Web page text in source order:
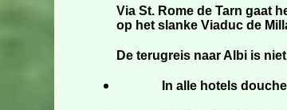
Via St. Rome de Tarn gaat
op het slanke Viaduc de
De terugreis naar Albi is
In alle hotels